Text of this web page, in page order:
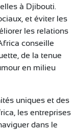
à Djibouti.
et éviter les
les relations
conseille
de la tenue
en milieu
uniques et des
les entreprises
dans le